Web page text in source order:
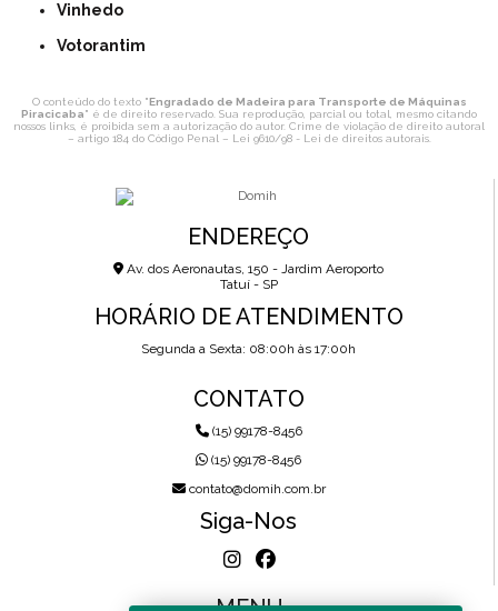
Vinhedo
Votorantim
O conteúdo do texto "Engradado de Madeira para Transporte de Máquinas
Piracicaba" é de direito reservado. Sua reprodução, parcial ou total, mesmo citando
nossos links, é proibida sem a autorização do autor. Crime de violação de direito autoral
– artigo 184 do Código Penal – Lei 9610/98 - Lei de direitos autorais.
ENDEREÇO
Av. dos Aeronautas, 150 - Jardim Aeroporto
Tatuí - SP
HORÁRIO DE ATENDIMENTO
Segunda a Sexta: 08:00h às 17:00h
CONTATO
(15) 99178-8456
(15) 99178-8456
contato@domih.com.br
Siga-Nos